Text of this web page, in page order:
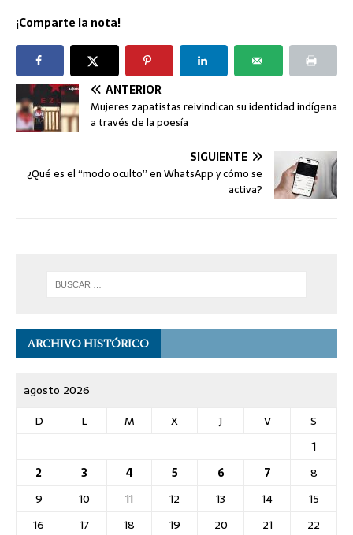
¡Comparte la nota!
ANTERIOR
Mujeres zapatistas reivindican su identidad indígena
a través de la poesía
SIGUIENTE
¿Qué es el “modo oculto” en WhatsApp y cómo se
activa?
ARCHIVO HISTÓRICO
agosto 2026
D
L M X J V
S
1
2
3 4 5 6 7
8
9
10 11 12 13 14
15
16
17 18 19 20 21
22